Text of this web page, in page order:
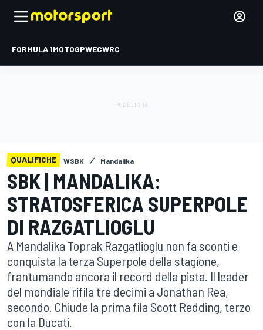
FORMULA 1MOTOGPWECWRC
QUALIFICHE WSBK Mandalika
SBK | MANDALIKA:
STRATOSFERICA SUPERPOLE
DI RAZGATLIOGLU
A Mandalika Toprak Razgatlioglu non fa sconti e
conquista la terza Superpole della stagione,
frantumando ancora il record della pista. Il leader
del mondiale rifila tre decimi a Jonathan Rea,
secondo. Chiude la prima fila Scott Redding, terzo
con la Ducati.